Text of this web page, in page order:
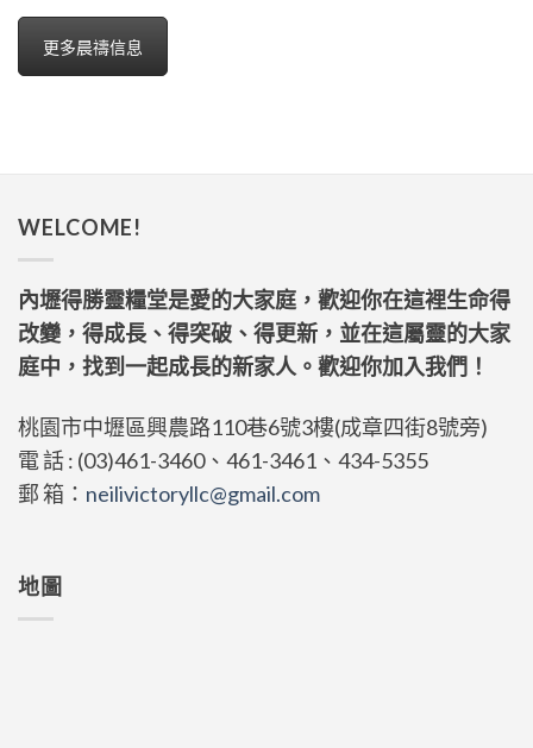
更多晨禱信息
WELCOME!
內壢得勝靈糧堂是愛的大家庭，歡迎你在這裡生命得
改變，得成長、得突破、得更新，並在這屬靈的大家
庭中，找到一起成長的新家人。歡迎你加入我們！
桃園市中壢區興農路110巷6號3樓(成章四街8號旁)
電 話 : (03)461-3460、461-3461、434-5355
郵 箱： neilivictoryllc@gmail.com
地圖